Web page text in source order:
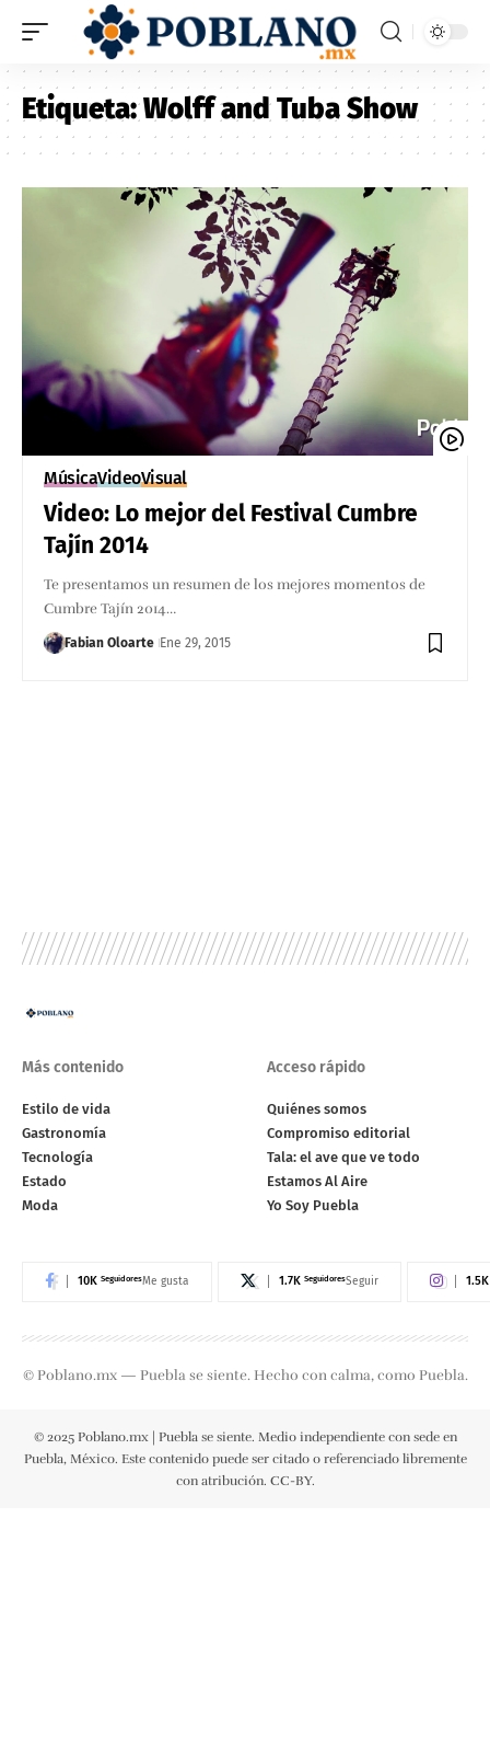
Etiqueta:Wolff and Tuba Show
MúsicaVideoVisual
Video: Lo mejor del Festival Cumbre
Tajín 2014
Te presentamos un resumen de los mejores momentos de
Cumbre Tajín 2014…
Fabian Oloarte Ene 29, 2015
Más contenido
Estilo de vida
Gastronomía
Tecnología
Estado
Moda
Acceso rápido
Quiénes somos
Compromiso editorial
Tala: el ave que ve todo
Estamos Al Aire
Yo Soy Puebla
10K SeguidoresMe gusta 1.7K SeguidoresSeguir 1.5K
© Poblano.mx — Puebla se siente. Hecho con calma, como Puebla.
© 2025 Poblano.mx | Puebla se siente. Medio independiente con sede en
Puebla, México. Este contenido puede ser citado o referenciado libremente
con atribución. CC-BY.